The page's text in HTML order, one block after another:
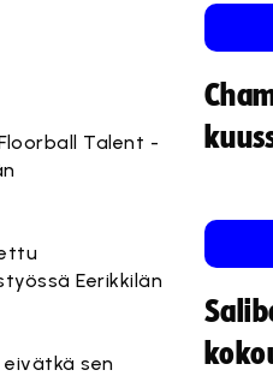
Talent -
Eerikkilän
sen